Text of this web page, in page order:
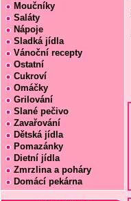
Moučníky
Saláty
Nápoje
Sladká jídla
Vánoční recepty
Ostatní
Cukroví
Omáčky
Grilování
Slané pečivo
Zavařování
Dětská jídla
Pomazánky
Dietní jídla
Zmrzlina a poháry
Domácí pekárna